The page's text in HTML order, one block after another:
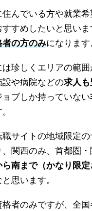
住んでいる方や就業
すめしたいと思いま
の方のみになります
珍しくエリアの範
設や病院などの求人も
ブしか持っていない
サイトの地域限定
関西のみ、首都圏
南まで（かなり限定
思います。
者のみですが、全